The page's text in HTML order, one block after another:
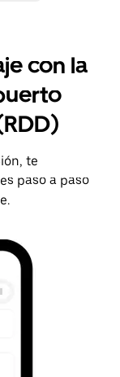
con la
te
paso a paso